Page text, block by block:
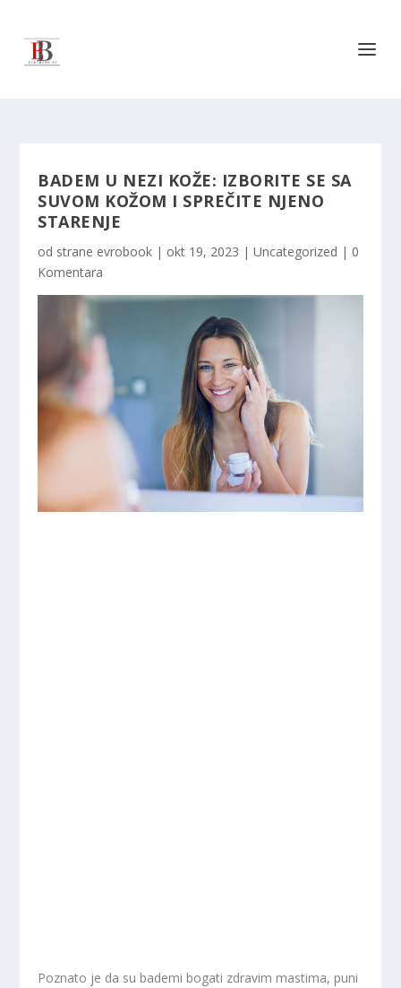
BADEM U NEZI KOŽE: IZBORITE SE SA
SUVOM KOŽOM I SPREČITE NJENO
STARENJE
od strane evrobook | okt 19, 2023 |Uncategorized | 0
Komentara
Poznato je da su bademi bogati zdravim mastima, puni